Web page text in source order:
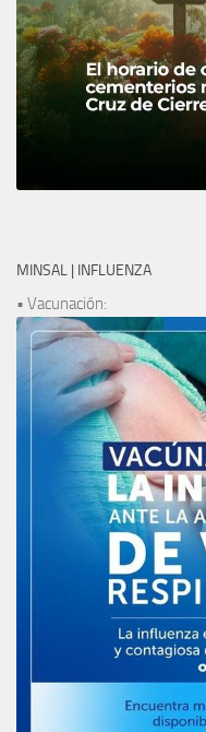
MINSAL | INFLUENZA
• Vacunación: